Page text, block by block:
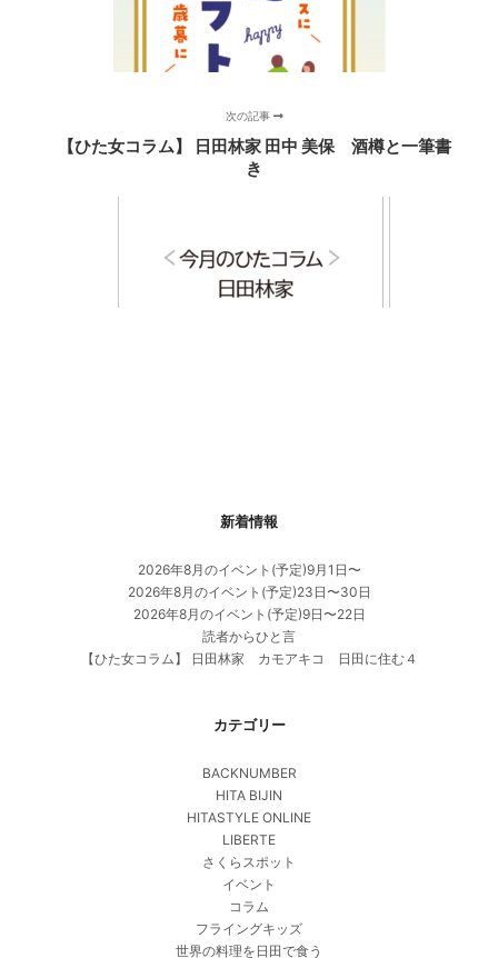
次の記事
【ひた女コラム】 日田林家 田中 美保 酒樽と一筆書
き
新着情報
2026年8月のイベント(予定)9月1日〜
2026年8月のイベント(予定)23日〜30日
2026年8月のイベント(予定)9日〜22日
読者からひと言
【ひた女コラム】 日田林家 カモアキコ 日田に住む４
カテゴリー
BACKNUMBER
HITA BIJIN
HITASTYLE ONLINE
LIBERTE
さくらスポット
イベント
コラム
フライングキッズ
世界の料理を日田で食う